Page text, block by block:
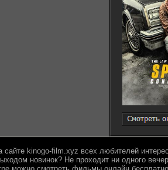
сайте kinogo-film.xyz всех любителей
новинок? Не проходит ни одного